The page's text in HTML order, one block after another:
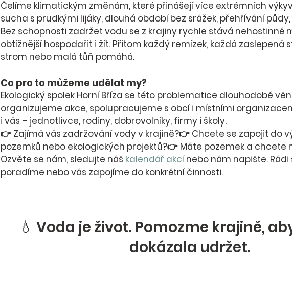
Čelíme klimatickým změnám, které přinášejí více extrémních
sucha s prudkými lijáky, dlouhá období bez srážek, přehřívání
Bez schopnosti zadržet vodu se z krajiny rychle stává nehostinné
obtížnější hospodařit i žít. Přitom každý remízek, každá zaslepená
strom nebo malá tůň pomáhá.
Co pro to můžeme udělat my?
Ekologický spolek Horní Bříza se této problematice dlouhodobě
organizujeme akce, spolupracujeme s obcí i místními
i vás – jednotlivce, rodiny, dobrovolníky, firmy i školy.
👉 Zajímá vás zadržování vody v krajině?👉 Chcete se zapojit do
pozemků nebo ekologických projektů?👉 Máte pozemek a chcete
Ozvěte se nám, sledujte náš kalendář akcí nebo nám napište.
poradíme nebo vás zapojíme do konkrétní činnosti.
💧 Voda je život. Pomozme krajině,
dokázala udržet.